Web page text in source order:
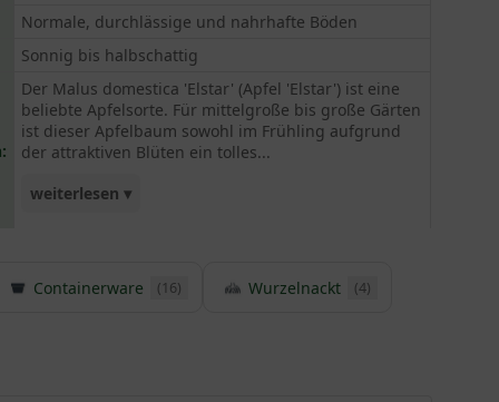
Normale, durchlässige und nahrhafte Böden
Sonnig bis halbschattig
Der Malus domestica 'Elstar' (Apfel 'Elstar') ist eine
beliebte Apfelsorte. Für mittelgroße bis große Gärten
ist dieser Apfelbaum sowohl im Frühling aufgrund
der attraktiven Blüten ein tolles...
weiterlesen ▾
Die Sorten 'James Grieve', 'Laxtons Superb' als
Containerware (16) Wurzelnackt (4)